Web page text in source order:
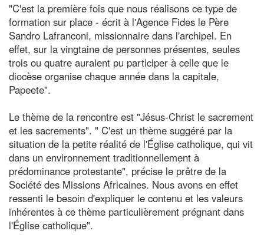
"C'est la première fois que nous réalisons ce type de
formation sur place - écrit à l'Agence Fides le Père
Sandro Lafranconi, missionnaire dans l'archipel. En
effet, sur la vingtaine de personnes présentes, seules
trois ou quatre auraient pu participer à celle que le
diocèse organise chaque année dans la capitale,
Papeete".
Le thème de la rencontre est "Jésus-Christ le sacrement
et les sacrements". " C'est un thème suggéré par la
situation de la petite réalité de l'Église catholique, qui vit
dans un environnement traditionnellement à
prédominance protestante", précise le prêtre de la
Société des Missions Africaines. Nous avons en effet
ressenti le besoin d'expliquer le contenu et les valeurs
inhérentes à ce thème particulièrement prégnant dans
l'Église catholique".